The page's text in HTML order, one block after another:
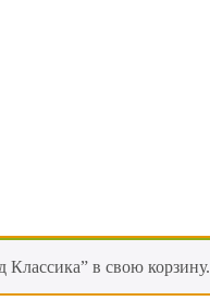
в свою корзину.